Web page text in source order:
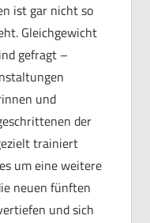
ist gar nicht so
Gleichgewicht
gefragt –
und
der
trainiert
um eine weitere
neuen fünften
und sich